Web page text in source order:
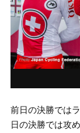
前日の決勝では
日の決勝では攻